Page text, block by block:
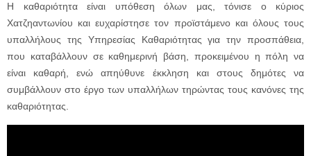
Η καθαριότητα είναι υπόθεση όλων μας, τόνισε ο κύριος
Χατζηαντωνίου και ευχαρίστησε τον προϊστάμενο και όλους τους
υπαλλήλους της Υπηρεσίας Καθαριότητας για την προσπάθεια,
που καταβάλλουν σε καθημερινή βάση, προκειμένου η πόλη να
είναι καθαρή, ενώ απηύθυνε έκκληση και στους δημότες να
συμβάλλουν στο έργο των υπαλλήλων τηρώντας τους κανόνες της
καθαριότητας.